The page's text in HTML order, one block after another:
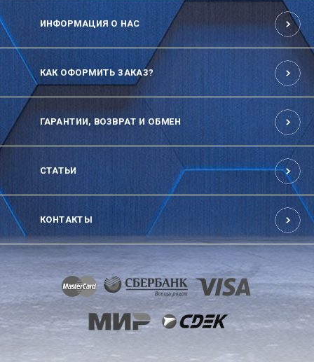
ИНФОРМАЦИЯ О НАС
КАК ОФОРМИТЬ ЗАКАЗ?
ГАРАНТИИ, ВОЗВРАТ И ОБМЕН
СТАТЬИ
КОНТАКТЫ